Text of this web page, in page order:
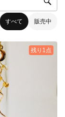
すべて 販売中
残り1点